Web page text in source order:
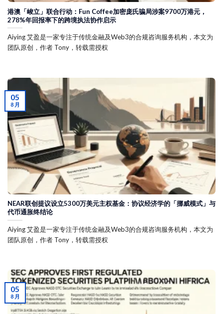
港澳「峻立」联合行动：Fun Coffee加密庞氏骗局涉案9700万港元，
278%年回报率下的跨境执法协作启示
Aiying 艾盈是一家专注于传统金融及Web3的合规咨询服务机构，本文为
团队原创，作者 Tony，转载需授权
NEAR联创提议设立5300万美元主权基金：协议经济学的「挪威模式」与
代币通胀终结论
Aiying 艾盈是一家专注于传统金融及Web3的合规咨询服务机构，本文为
团队原创，作者 Tony，转载需授权
05
8 月
05
8 月